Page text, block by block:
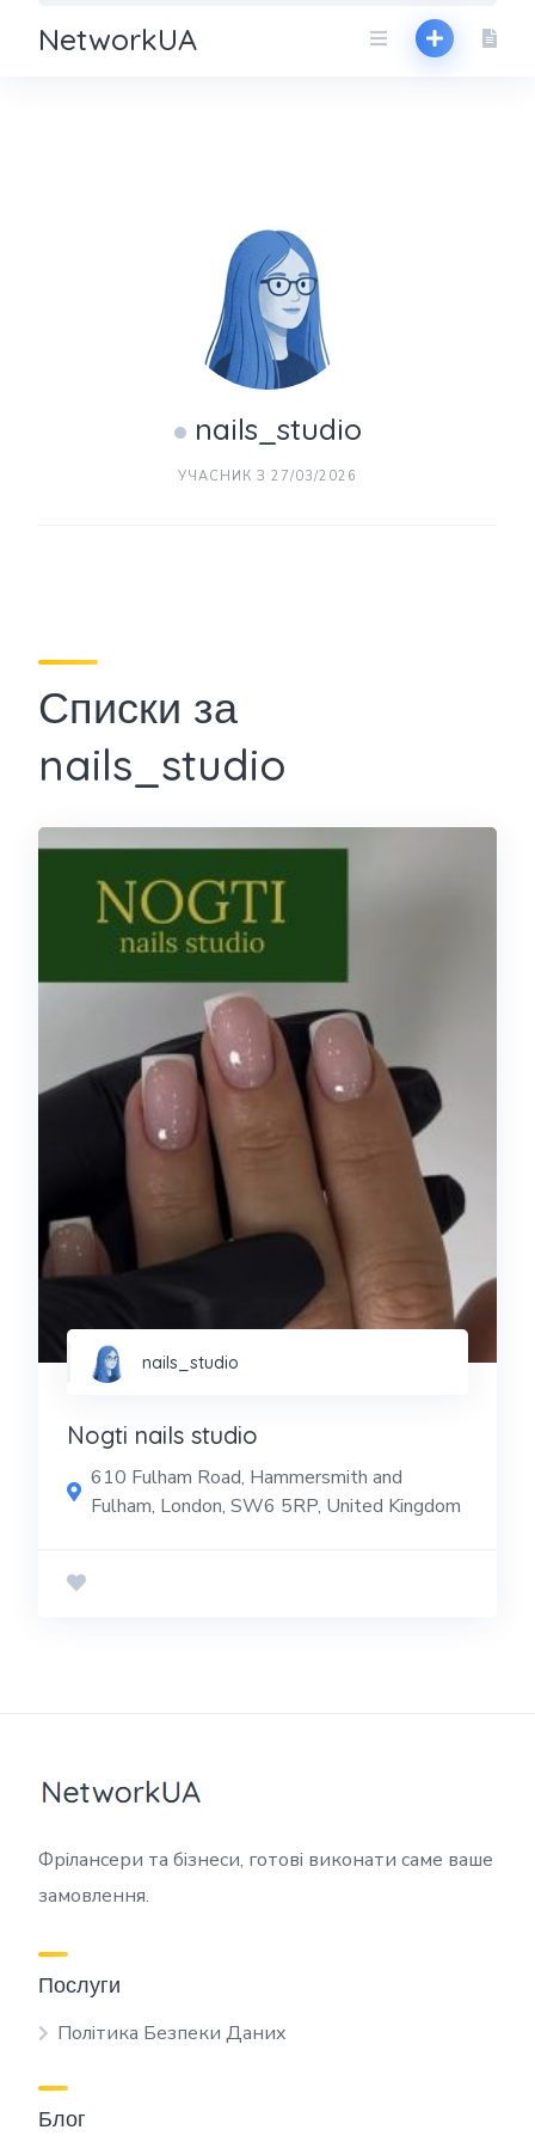
NetworkUA
nails_studio
УЧАСНИК З 27/03/2026
Списки за
nails_studio
nails_studio
Nogti nails studio
610 Fulham Road, Hammersmith and
Fulham, London, SW6 5RP, United Kingdom
Фрілансери та бізнеси, готові виконати саме ваше
замовлення.
Послуги
Політика Безпеки Даних
Блог